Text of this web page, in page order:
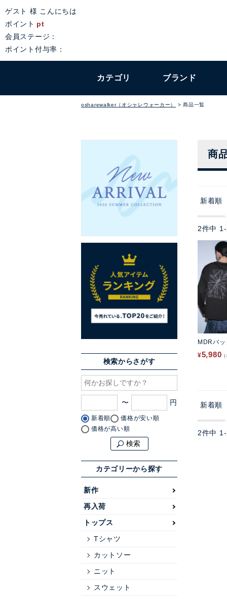
ゲスト 様 こんにちは
ポイント pt
会員ステージ：
ポイント付与率：
カテゴリ ブランド
osharewalker（オシャレウォーカー） 商品一覧
検索からさがす
〜
新着順
価格が安い順
価格が高い順
検索
カテゴリーから探す
新作
再入荷
トップス
Tシャツ
カットソー
ニット
スウェット
商
新着順
2件中 1 -
MDRバ
¥5,980
新着順
2件中 1 -